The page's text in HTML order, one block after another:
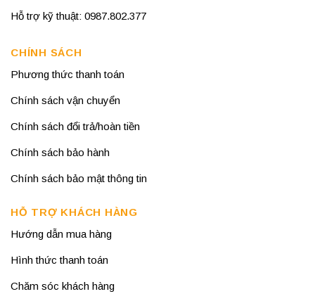
Hỗ trợ kỹ thuật: 0987.802.377
CHÍNH SÁCH
Phương thức thanh toán
Chính sách vận chuyển
Chính sách đổi trả/hoàn tiền
Chính sách bảo hành
Chính sách bảo mật thông tin
HỖ TRỢ KHÁCH HÀNG
Hướng dẫn mua hàng
Hình thức thanh toán
Chăm sóc khách hàng